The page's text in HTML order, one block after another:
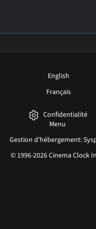
English
Français
Confidentialité
Menu
Gestion d'hébergement:
© 1996-2026 Cinema Clock